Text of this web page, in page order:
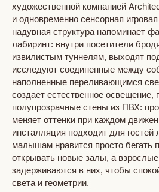
художественной компанией
и одновременно сенсорная
надувная структура напоминает
лабиринт: внутри посетители
извилистым туннелям, выходят
исследуют соединенные между
наполненные переливающимся
создает естественное освещение,
полупрозрачные стены из ПВХ:
меняет оттенки при каждом
инсталляция подходит для
малышам нравится просто бегать
открывать новые залы, а
задерживаются в них, чтобы
света и геометрии.